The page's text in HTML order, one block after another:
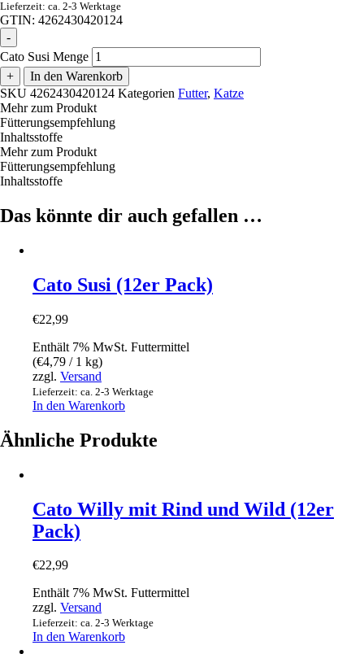
Lieferzeit: ca. 2-3 Werktage
GTIN: 4262430420124
-
Cato Susi Menge
+
In den Warenkorb
SKU 4262430420124 Kategorien Futter, Katze
Mehr zum Produkt
Fütterungsempfehlung
Inhaltsstoffe
Mehr zum Produkt
Fütterungsempfehlung
Inhaltsstoffe
Das könnte dir auch gefallen …
Cato Susi (12er Pack)
€22,99
Enthält 7% MwSt. Futtermittel
(€4,79 / 1 kg)
zzgl. Versand
Lieferzeit: ca. 2-3 Werktage
In den Warenkorb
Ähnliche Produkte
Cato Willy mit Rind und Wild (12er
Pack)
€22,99
Enthält 7% MwSt. Futtermittel
zzgl. Versand
Lieferzeit: ca. 2-3 Werktage
In den Warenkorb